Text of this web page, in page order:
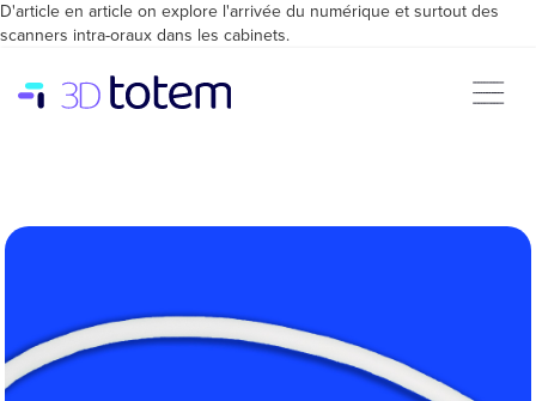
D'article en article on explore l'arrivée du numérique et surtout des
scanners intra-oraux dans les cabinets.